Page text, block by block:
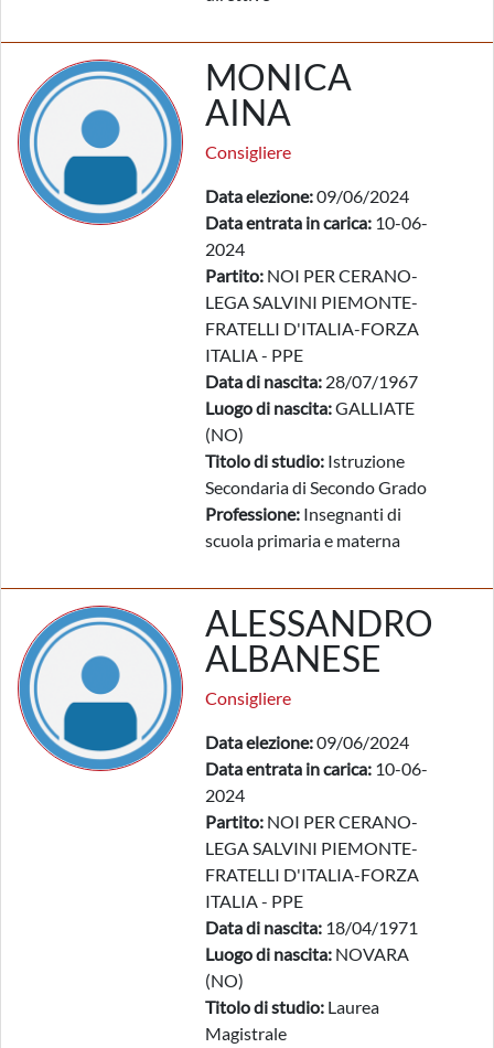
MONICA
AINA
Consigliere
Data elezione:09/06/2024
Data entrata in carica: 10-06-
2024
Partito: NOI PER CERANO-
LEGA SALVINI PIEMONTE-
FRATELLI D'ITALIA-FORZA
ITALIA - PPE
Data di nascita: 28/07/1967
Luogo di nascita:GALLIATE
(NO)
Titolo di studio: Istruzione
Secondaria di Secondo Grado
Professione: Insegnanti di
scuola primaria e materna
ALESSANDRO
ALBANESE
Consigliere
Data elezione:09/06/2024
Data entrata in carica: 10-06-
2024
Partito: NOI PER CERANO-
LEGA SALVINI PIEMONTE-
FRATELLI D'ITALIA-FORZA
ITALIA - PPE
Data di nascita: 18/04/1971
Luogo di nascita: NOVARA
(NO)
Titolo di studio: Laurea
Magistrale